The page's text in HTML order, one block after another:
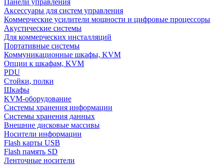
Панели управления
Аксессуары для систем управления
Коммерческие усилители мощности и цифровые процессоры
Акустические системы
Для коммерческих инсталляций
Портативные системы
Коммуникационные шкафы, KVM
Опции к шкафам, KVM
PDU
Стойки, полки
Шкафы
KVM-оборудование
Системы хранения информации
Системы хранения данных
Внешние дисковые массивы
Носители информации
Flash карты USB
Flash память SD
Ленточные носители